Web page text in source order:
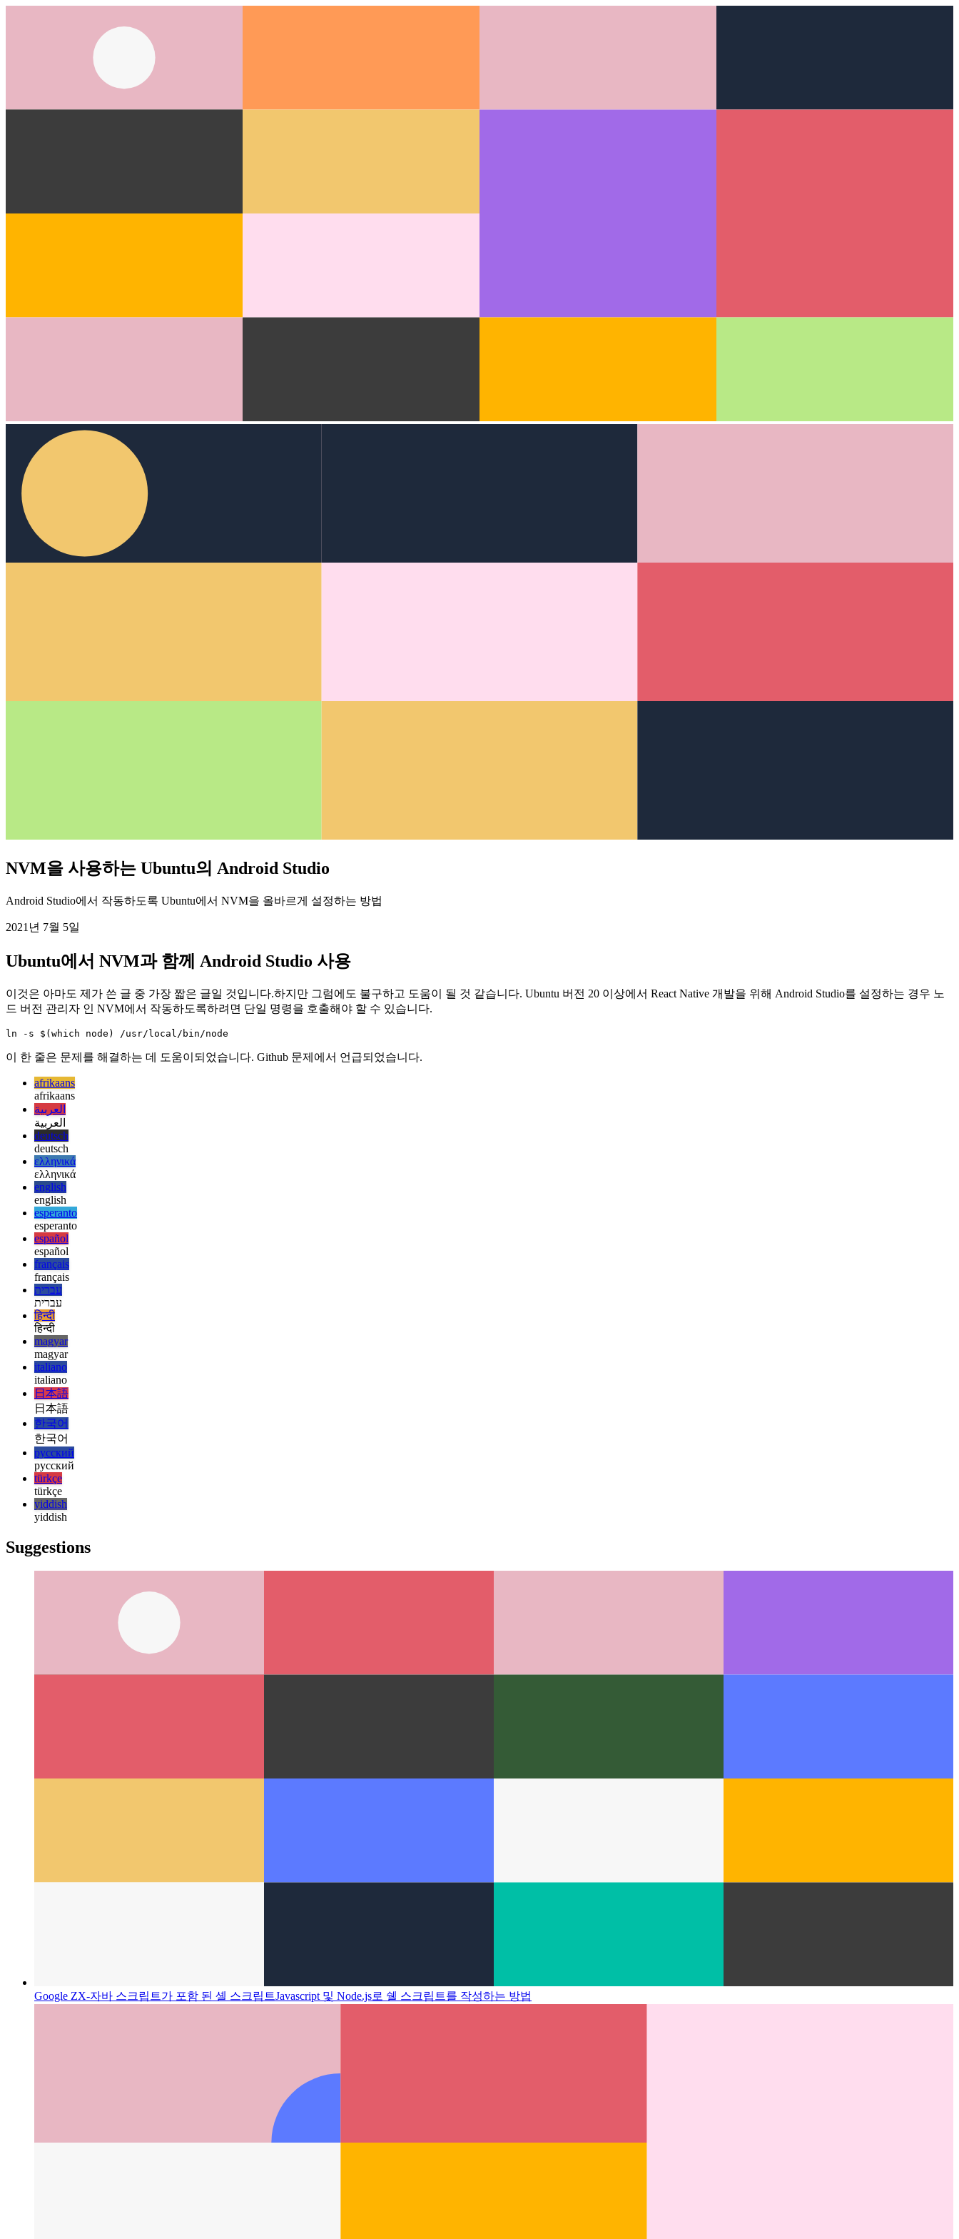
NVM을 사용하는 Ubuntu의 Android Studio
Android Studio에서 작동하도록 Ubuntu에서 NVM을 올바르게 설정하는 방법
2021년 7월 5일
Ubuntu에서 NVM과 함께 Android Studio 사용
이것은 아마도 제가 쓴 글 중 가장 짧은 글일 것입니다.하지만 그럼에도 불구하고 도움이 될 것 같습니다. Ubuntu 버전 20 이상에서 React Native 개발을 위해 Android Studio를 설정하는 경우 노
이 한 줄은 문제를 해결하는 데 도움이되었습니다. Github 문제에서 언급되었습니다.
afrikaans
afrikaans
العربية
العربية
deutsch
deutsch
ελληνικά
ελληνικά
english
english
esperanto
esperanto
español
español
français
français
עברית
עברית
हिन्दी
हिन्दी
magyar
magyar
italiano
italiano
日本語
日本語
한국어
한국어
русский
русский
türkçe
türkçe
yiddish
yiddish